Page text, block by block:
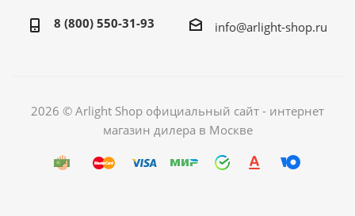
8 (800) 550-31-93 info@arlight-shop.ru
2026 © Arlight Shop официальный сайт - интернет
магазин дилера в Москве